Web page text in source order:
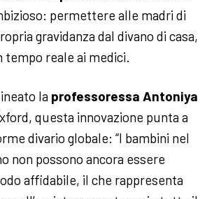
permettere alle madri di
gravidanza dal divano di casa,
tempo reale ai medici.
la professoressa Antoniya
questa innovazione punta a
divario globale: “I bambini nel
non possono ancora essere
affidabile, il che rappresenta